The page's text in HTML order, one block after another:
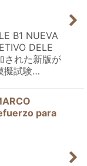
B1 NUEVA
DELE
された新版が
擬試験…
para